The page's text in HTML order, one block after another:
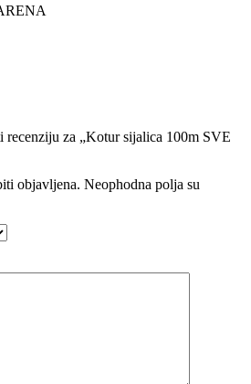
recenziju za „Kotur sijalica 100m SVE
objavljena. Neophodna polja su